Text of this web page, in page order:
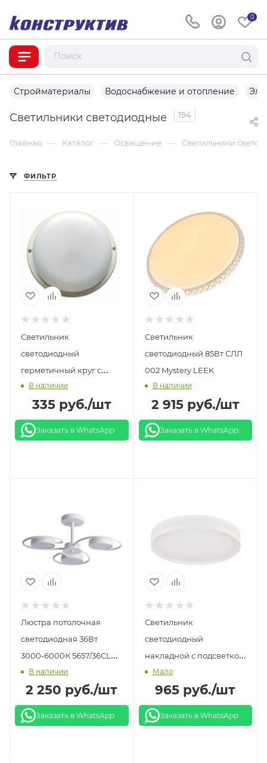
0
Стройматериалы Водоснабжение и отопление
Светильники светодиодные 194
Главная — Каталог — Освещение — Светильники
ФИЛЬТР
Светильник
светодиодный
герметичный круг с
датчиком движения 10W
LE LED RBL MW WH
LEEK
В наличии
335руб./шт
Заказать в WhatsApp
Светильник
светодиодный 85Вт СЛЛ
002 Mystery LEEK
В наличии
2 915руб./шт
Заказать в WhatsApp
Люстра потолочная
светодиодная 36Вт
3000-6000К 5657/36CL
LN23 EVIN LEDIO белая
В наличии
2 250 руб./шт
Заказать в WhatsApp
Светильник
светодиодный
накладной с подсветкой
20Вт 3000-6500К белый
LE LED RBL
Мало
965 руб./шт
Заказать в WhatsApp